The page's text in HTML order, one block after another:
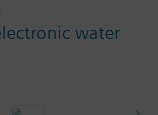
water